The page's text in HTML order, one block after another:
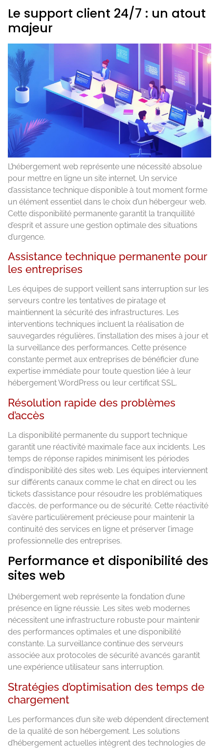
Le support client 24/7 : un atout
majeur
L’hébergement web représente une nécessité absolue
pour mettre en ligne un site internet. Un service
d’assistance technique disponible à tout moment forme
un élément essentiel dans le choix d’un hébergeur web.
Cette disponibilité permanente garantit la tranquillité
d’esprit et assure une gestion optimale des situations
d’urgence.
Assistance technique permanente pour
les entreprises
Les équipes de support veillent sans interruption sur les
serveurs contre les tentatives de piratage et
maintiennent la sécurité des infrastructures. Les
interventions techniques incluent la réalisation de
sauvegardes régulières, l’installation des mises à jour et
la surveillance des performances. Cette présence
constante permet aux entreprises de bénéficier d’une
expertise immédiate pour toute question liée à leur
hébergement WordPress ou leur certificat SSL.
Résolution rapide des problèmes
d’accès
La disponibilité permanente du support technique
garantit une réactivité maximale face aux incidents. Les
temps de réponse rapides minimisent les périodes
d’indisponibilité des sites web. Les équipes interviennent
sur différents canaux comme le chat en direct ou les
tickets d’assistance pour résoudre les problématiques
d’accès, de performance ou de sécurité. Cette réactivité
s’avère particulièrement précieuse pour maintenir la
continuité des services en ligne et préserver l’image
professionnelle des entreprises.
Performance et disponibilité des
sites web
L’hébergement web représente la fondation d’une
présence en ligne réussie. Les sites web modernes
nécessitent une infrastructure robuste pour maintenir
des performances optimales et une disponibilité
constante. La surveillance continue des serveurs
associée aux protocoles de sécurité avancés garantit
une expérience utilisateur sans interruption.
Stratégies d’optimisation des temps de
chargement
Les performances d’un site web dépendent directement
de la qualité de son hébergement. Les solutions
d’hébergement actuelles intègrent des technologies de